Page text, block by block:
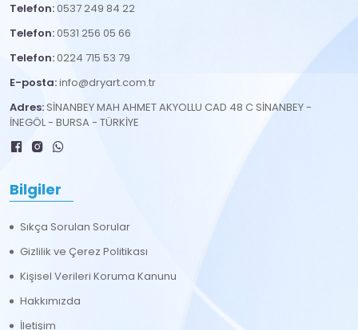
Telefon:0537 249 84 22
Telefon:0531 256 05 66
Telefon:0224 715 53 79
E-posta:info@dryart.com.tr
Adres: SİNANBEY MAH AHMET AKYOLLU CAD 48 C SİNANBEY -
İNEGÖL - BURSA - TÜRKİYE
Bilgiler
Sıkça Sorulan Sorular
Gizlilik ve Çerez Politikası
Kişisel Verileri Koruma Kanunu
Hakkımızda
İletişim